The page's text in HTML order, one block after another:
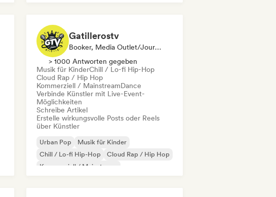
Gatillerostv
Booker, Media Outlet/Journalist, Social Media Influencer
> 1000 Antworten gegeben
Musik für KinderChill / Lo-fi Hip-Hop
Cloud Rap / Hip Hop
Kommerziell / MainstreamDance
Verbinde Künstler mit Live-Event-
Möglichkeiten
Schreibe Artikel
Erstelle wirkungsvolle Posts oder Reels
über Künstler
Urban Pop
Musik für Kinder
Chill / Lo-fi Hip-Hop
Cloud Rap / Hip Hop
Kommerziell / Mainstream